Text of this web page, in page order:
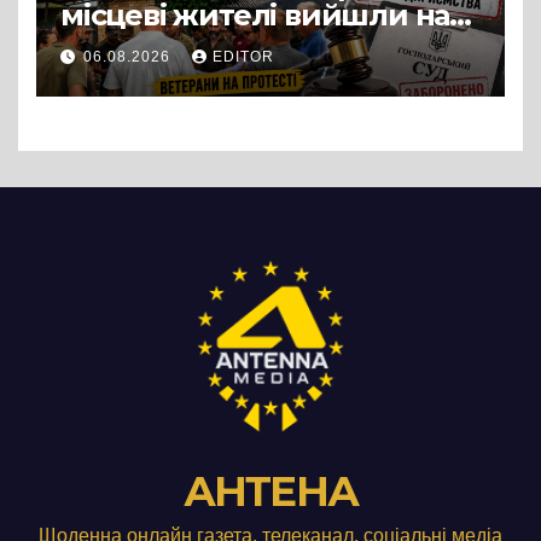
місцеві жителі вийшли на
протест до стін
підприємства ТОВ «Омега
Три», що займається
06.08.2026 EDITOR
АНТЕНА
Щоденна онлайн газета, телеканал, соціальні медіа